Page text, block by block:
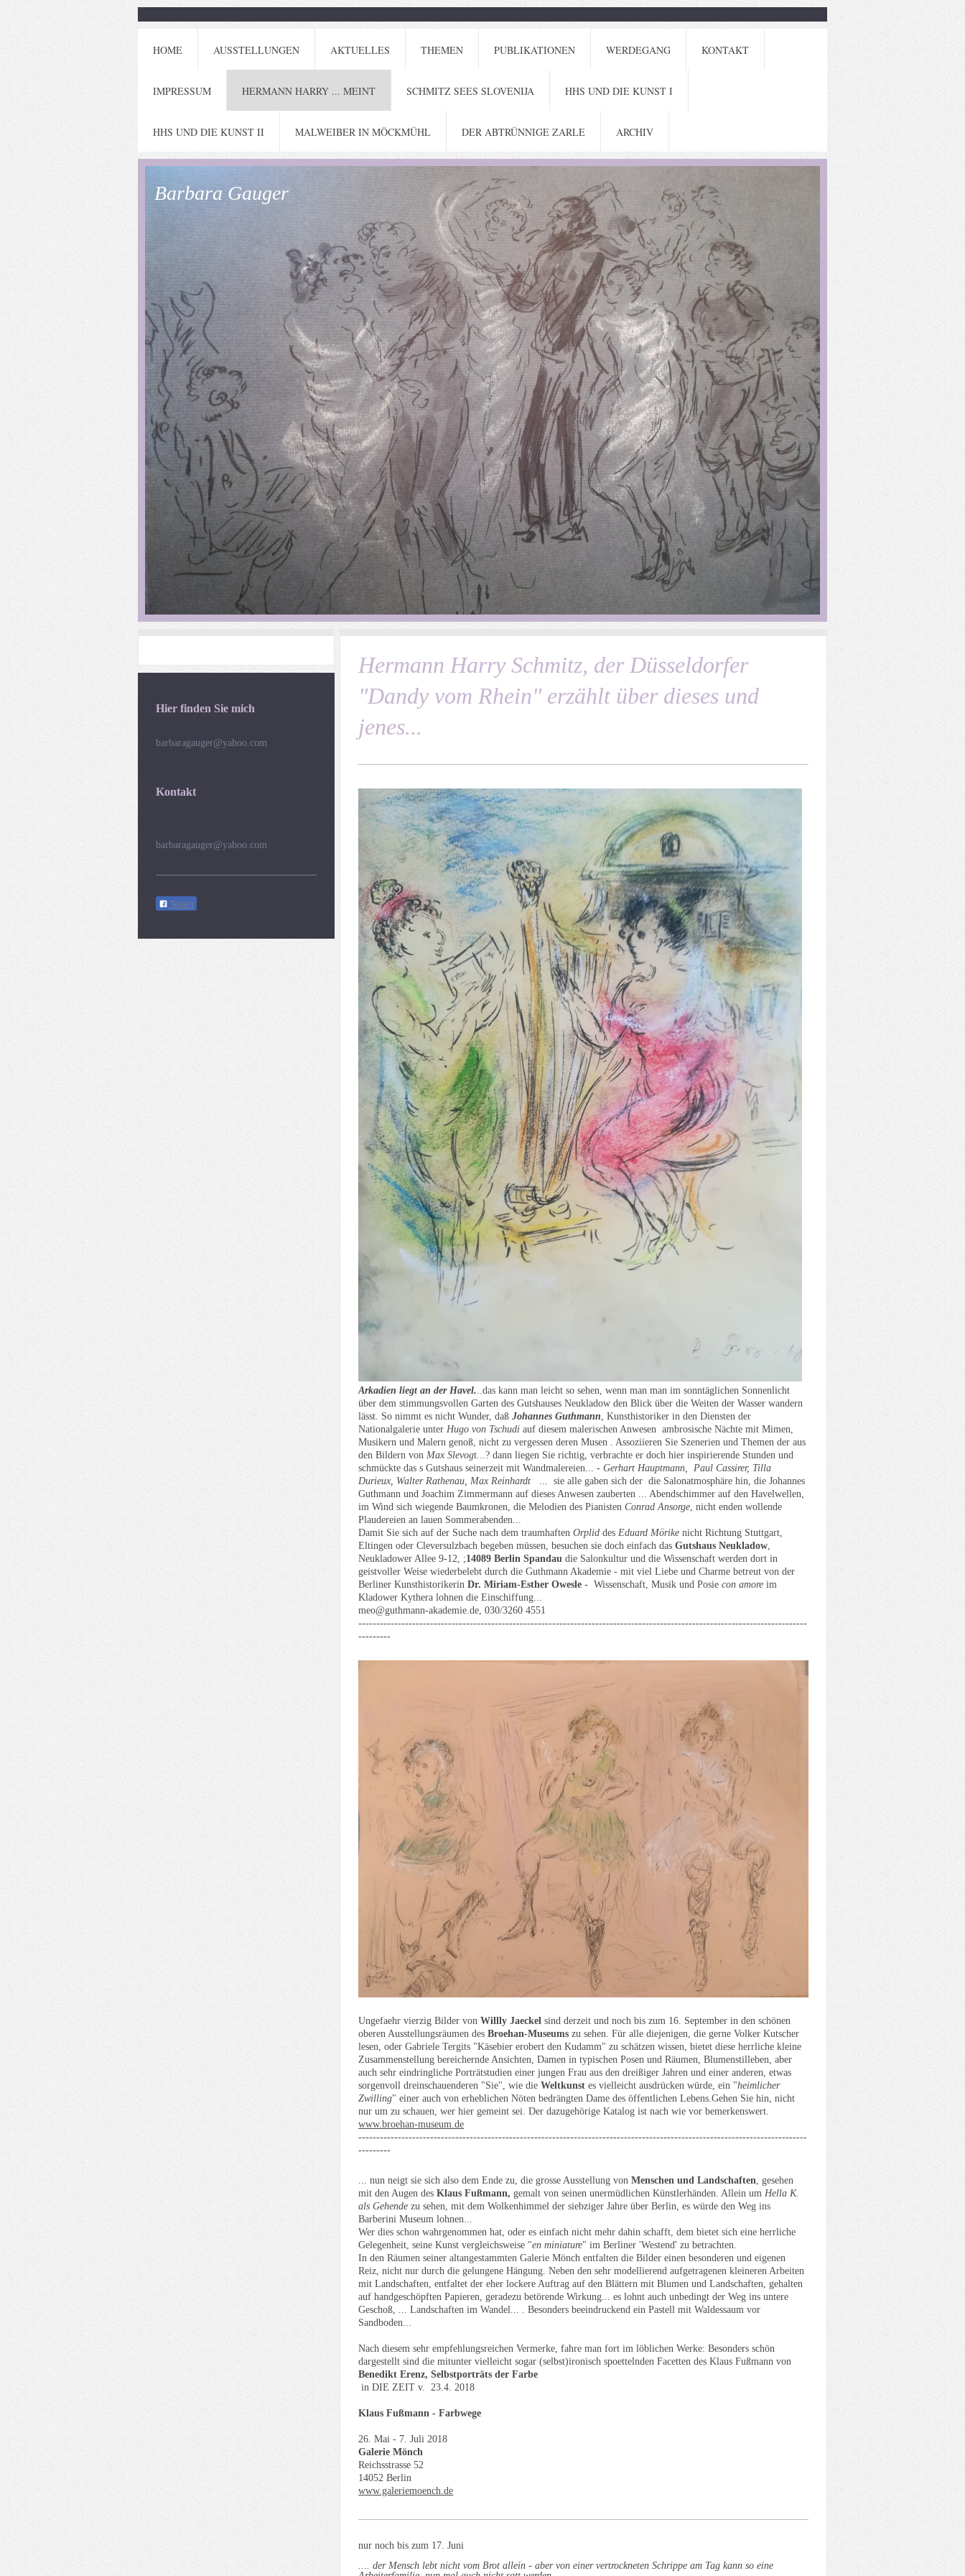
HOME AUSSTELLUNGEN AKTUELLES THEMEN PUBLIKATIONEN WERDEGANG KONTAKT
IMPRESSUM HERMANN HARRY ... MEINT SCHMITZ SEES SLOVENIJA HHS UND DIE KUNST I
HHS UND DIE KUNST II MALWEIBER IN MÖCKMÜHL DER ABTRÜNNIGE ZARLE ARCHIV
Barbara Gauger
Hermann Harry Schmitz, der Düsseldorfer
"Dandy vom Rhein" erzählt über dieses und
jenes...
Arkadien liegt an der Havel. ..das kann man leicht so sehen, wenn man man im sonntäglichen Sonnenlicht
über dem stimmungsvollen Garten des Gutshauses Neukladow den Blick über die Weiten der Wasser wandern
lässt. So nimmt es nicht Wunder, daßJohannes Guthmann , Kunsthistoriker in den Diensten der
Nationalgalerie unter Hugo von Tschudi auf diesem malerischen Anwesen ambrosische Nächte mit Mimen,
Musikern und Malern genoß, nicht zu vergessen deren Musen . Assoziieren Sie Szenerien und Themen der aus
den Bildern von Max Slevogt...? dann liegen Sie richtig, verbrachte er doch hier inspirierende Stunden und
schmückte das s Gutshaus seinerzeit mit Wandmalereien... -Gerhart Hauptmann, Paul Cassirer, Tilla
Durieux, Walter Rathenau, Max Reinhardt
... sie alle gaben sich der die Salonatmosphäre hin, die Johannes
Guthmann und Joachim Zimmermann auf dieses Anwesen zauberten ... Abendschimmer auf den Havelwellen,
im Wind sich wiegende Baumkronen, die Melodien des PianistenConrad Ansorge , nicht enden wollende
Plaudereien an lauen Sommerabenden...
Damit Sie sich auf der Suche nach dem traumhaftenOrplid des Eduard Mörike nicht Richtung Stuttgart,
Eltingen oder Cleversulzbach begeben müssen, besuchen sie doch einfach dasGutshaus Neukladow
Neukladower Allee 9-12, ;14089 Berlin Spandau die Salonkultur und die Wissenschaft werden dort in
geistvoller Weise wiederbelebt durch die Guthmann Akademie - mit viel Liebe und Charme betreut von der
Berliner KunsthistorikerinDr. Miriam-Esther Owesle - Wissenschaft, Musik und Posiecon amore im
Kladower Kythera lohnen die Einschiffung...
meo@guthmann-akademie.de, 030/3260 4551
-----------------------------------------------------------------------------------------------------------------------------
---------
Ungefaehr vierzig Bilder vonWillly Jaeckel sind derzeit und noch bis zum 16. September in den schönen
oberen Ausstellungsräumen desBroehan-Museums zu sehen. Für alle diejenigen, die gerne Volker Kutscher
lesen, oder Gabriele Tergits "Käsebier erobert den Kudamm" zu schätzen wissen, bietet diese herrliche kleine
Zusammenstellung bereichernde Ansichten, Damen in typischen Posen und Räumen, Blumenstilleben, aber
auch sehr eindringliche Porträtstudien einer jungen Frau aus den dreißiger Jahren und einer anderen, etwas
sorgenvoll dreinschauenderen "Sie", wie dieWeltkunst es vielleicht ausdrücken würde, ein "heimlicher
Zwilling" einer auch von erheblichen Nöten bedrängten Dame des öffentlichen Lebens.Gehen Sie hin, nicht
nur um zu schauen, wer hier gemeint sei. Der dazugehörige Katalog ist nach wie vor bemerkenswert.
www.broehan-museum.de
-----------------------------------------------------------------------------------------------------------------------------
---------
... nun neigt sie sich also dem Ende zu, die grosse Ausstellung vonMenschen und Landschaften, gesehen
mit den Augen desKlaus Fußmann,gemalt von seinen unermüdlichen Künstlerhänden. Allein umHella K.
als Gehende zu sehen, mit dem Wolkenhimmel der siebziger Jahre über Berlin, es würde den Weg ins
Barberini Museum lohnen...
Wer dies schon wahrgenommen hat, oder es einfach nicht mehr dahin schafft, dem bietet sich eine herrliche
Gelegenheit, seine Kunst vergleichsweise "en miniature" im Berliner 'Westend' zu betrachten.
In den Räumen seiner altangestammten Galerie Mönch entfalten die Bilder einen besonderen und eigenen
Reiz, nicht nur durch die gelungene Hängung. Neben den sehr modellierend aufgetragenen kleineren Arbeiten
mit Landschaften, entfaltet der eher lockere Auftrag auf den Blättern mit Blumen und Landschaften, gehalten
auf handgeschöpften Papieren, geradezu betörende Wirkung... es lohnt auch unbedingt der Weg ins untere
Geschoß, ... Landschaften im Wandel... . Besonders beeindruckend ein Pastell mit Waldessaum vor
Sandboden...
Nach diesem sehr empfehlungsreichen Vermerke, fahre man fort im löblichen Werke: Besonders schön
dargestellt sind die mitunter vielleicht sogar (selbst)ironisch spoettelnden Facetten des Klaus Fußmann von
Benedikt Erenz, Selbstporträts der Farbe
in DIE ZEIT v. 23.4. 2018
Klaus Fußmann - Farbwege
26. Mai - 7. Juli 2018
Galerie Mönch
Reichsstrasse 52
14052 Berlin
www.galeriemoench.de
nur noch bis zum 17. Juni
.... der Mensch lebt nicht vom Brot allein - aber von einer vertrockneten Schrippe am Tag kann so eine
Hier finden Sie mich
barbaragauger@yahoo.com
Kontakt
barbaragauger@yahoo.com
Teilen